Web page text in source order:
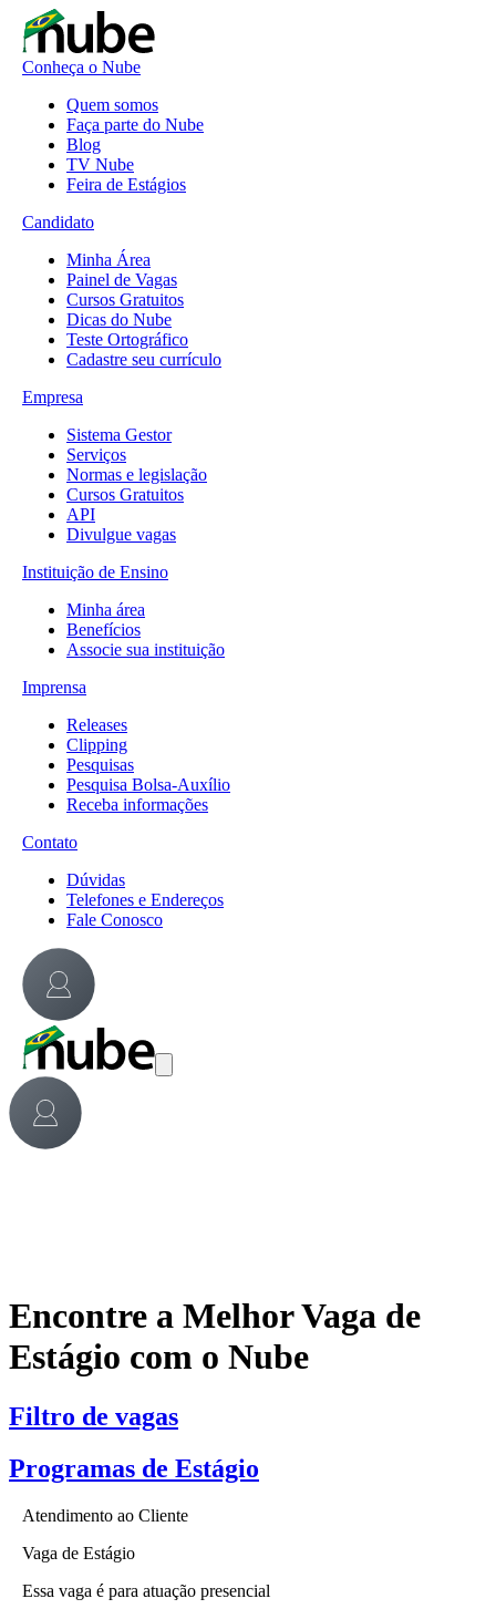
Conheça o Nube
Quem somos
Faça parte do Nube
Blog
TV Nube
Feira de Estágios
Candidato
Minha Área
Painel de Vagas
Cursos Gratuitos
Dicas do Nube
Teste Ortográfico
Cadastre seu currículo
Empresa
Sistema Gestor
Serviços
Normas e legislação
Cursos Gratuitos
API
Divulgue vagas
Instituição de Ensino
Minha área
Benefícios
Associe sua instituição
Imprensa
Releases
Clipping
Pesquisas
Pesquisa Bolsa-Auxílio
Receba informações
Contato
Dúvidas
Telefones e Endereços
Fale Conosco
Encontre a Melhor Vaga de
Estágio com o Nube
Filtro de vagas
Programas de Estágio
Atendimento ao Cliente
Vaga de Estágio
Essa vaga é para atuação presencial